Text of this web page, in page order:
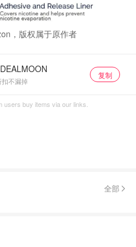
，版权属于原作者
不漏掉
复制
users buy items via our links.
全部